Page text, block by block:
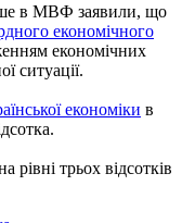
в МВФ заявили, що
економічного
економічних
ситуації.
економіки в
.
рівні трьох відсотків